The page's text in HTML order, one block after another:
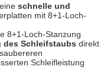
schnelle und
mit 8+1-Loch-
8+1-Loch-Stanzung
des Schleifstaubs direkt
Schleifleistung